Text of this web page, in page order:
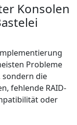
Konsolen
Probleme
sondern die
fehlende RAID-
oder